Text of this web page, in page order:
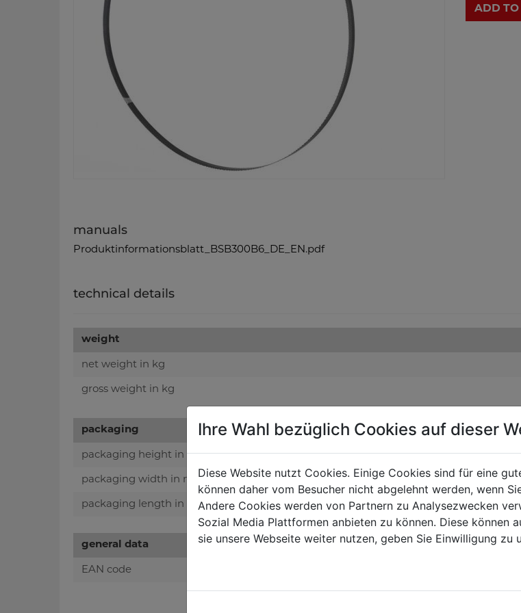
manuals
Produktinformationsblatt_BSB300B6_DE_EN.pdf
ADD TO
technical details
weight
net weight in kg
gross weight in kg
packaging
packaging height in mm
packaging width in mm
packaging length in mm
general data
EAN code
Ihre Wahl bezüglich Cookies auf dieser
Diese Website nutzt Cookies. Einige Cookies sind für eine
können daher vom Besucher nicht abgelehnt werden, wenn
Andere Cookies werden von Partnern zu Analysezwecken
Sozial Media Plattformen anbieten zu können. Diese können
sie unsere Webseite weiter nutzen, geben Sie Einwilligung zu